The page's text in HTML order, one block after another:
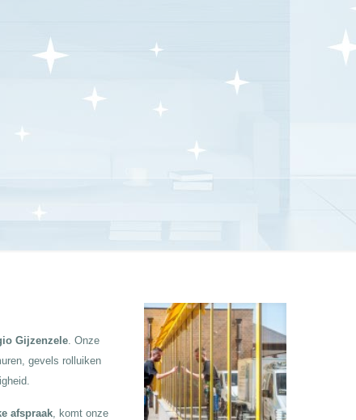
Gijzenzele. Onze
gevels rolluiken
afspraak, komt onze